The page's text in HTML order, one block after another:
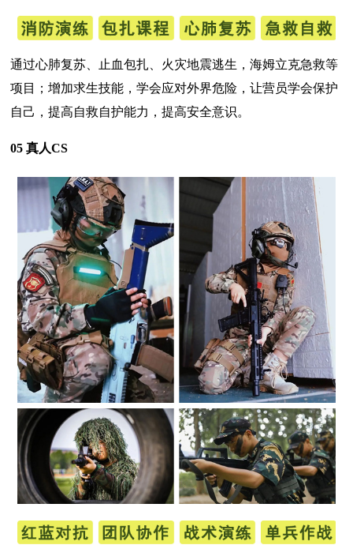
通过心肺复苏、止血包扎、火灾地震逃生，海姆立克急救等
项目；增加求生技能，学会应对外界危险，让营员学会保护
自己，提高自救自护能力，提高安全意识。
05 真人CS